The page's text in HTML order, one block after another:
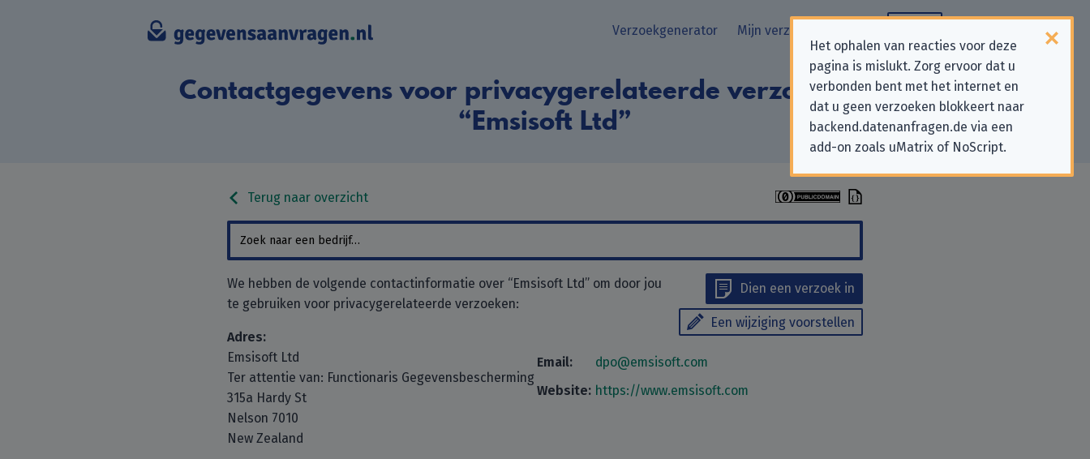
Het ophalen van reacties voor deze
pagina is mislukt. Zorg ervoor dat u
verbonden bent met het internet en
dat u geen verzoeken blokkeert naar
backend.datenanfragen.de via een
add-on zoals uMatrix of NoScript.
Verzoekgenerator Mijn verzoeken
Contactgegevens voor privacygerelateerde verzoeken aan
“Emsisoft Ltd”
Terug naar overzicht
Dien een verzoek in
Een wijziging voorstellen
We hebben de volgende contactinformatie over “Emsisoft Ltd” om door jou
te gebruiken voor privacygerelateerde verzoeken:
Adres:
Emsisoft Ltd
Ter attentie van: Functionaris Gegevensbescherming
315a Hardy St
Nelson 7010
New Zealand
Email:
dpo@emsisoft.com
Website: https://www.emsisoft.com